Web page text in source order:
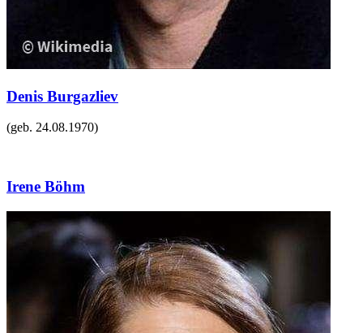
Denis Burgazliev
(geb. 24.08.1970)
Irene Böhm